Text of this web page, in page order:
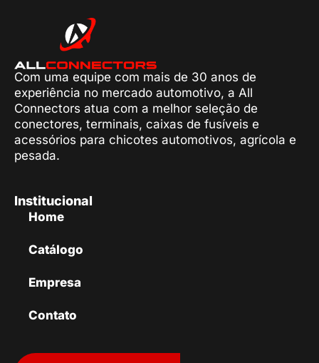
Com uma equipe com mais de 30 anos de
experiência no mercado automotivo, a All
Connectors atua com a melhor seleção de
conectores, terminais, caixas de fusíveis e
acessórios para chicotes automotivos, agrícola e
pesada.
Institucional
Home
Catálogo
Empresa
Contato